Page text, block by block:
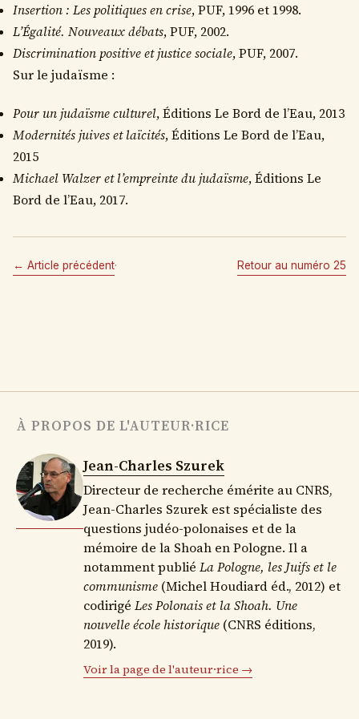
Insertion : Les politiques en crise, PUF, 1996 et 1998.
L’Égalité. Nouveaux débats, PUF, 2002.
Discrimination positive et justice sociale, PUF, 2007.
Sur le judaïsme :
Pour un judaïsme culturel, Éditions Le Bord de l’Eau, 2013
Modernités juives et laïcités, Éditions Le Bord de l’Eau,
2015
Michael Walzer et l’empreinte du judaïsme, Éditions Le
Bord de l’Eau, 2017.
← Article précédent· Retour au numéro 25
À PROPOS DE L'AUTEUR·RICE
Jean-Charles Szurek
Directeur de recherche émérite au CNRS,
Jean-Charles Szurek est spécialiste des
questions judéo-polonaises et de la
mémoire de la Shoah en Pologne. Il a
notamment publié La Pologne, les Juifs et le
communisme (Michel Houdiard éd., 2012) et
codirigé Les Polonais et la Shoah. Une
nouvelle école historique (CNRS éditions,
2019).
Voir la page de l'auteur·rice →